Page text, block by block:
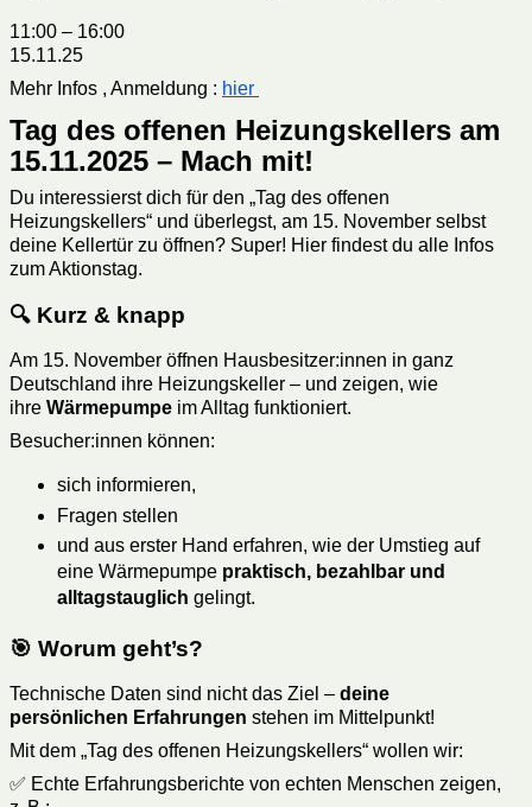
11:00 – 16:00
15.11.25
Mehr Infos , Anmeldung : hier
Tag des offenen Heizungskellers am
15.11.2025 – Mach mit!
Du interessierst dich für den „Tag des offenen
Heizungskellers“ und überlegst, am 15. November selbst
deine Kellertür zu öffnen? Super! Hier findest du alle Infos
zum Aktionstag.
🔍 Kurz & knapp
Am 15. November öffnen Hausbesitzer:innen in ganz
Deutschland ihre Heizungskeller – und zeigen, wie
ihre Wärmepumpe im Alltag funktioniert.
Besucher:innen können:
sich informieren,
Fragen stellen
und aus erster Hand erfahren, wie der Umstieg auf
eine Wärmepumpe praktisch, bezahlbar und
alltagstauglich gelingt.
🎯 Worum geht’s?
Technische Daten sind nicht das Ziel – deine
persönlichen Erfahrungen stehen im Mittelpunkt!
Mit dem „Tag des offenen Heizungskellers“ wollen wir:
✅ Echte Erfahrungsberichte von echten Menschen zeigen,